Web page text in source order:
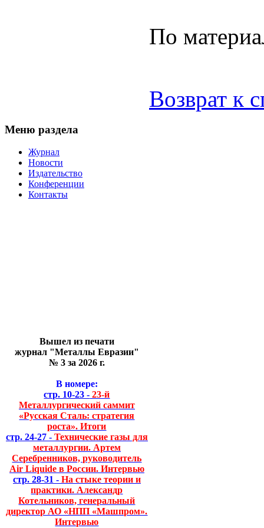
По
Возврат к
Меню раздела
Журнал
Новости
Издательство
Конференции
Контакты
Вышел из печати
журнал "Металлы Евразии"
№ 3 за 2026 г.
В номере:
стр. 10-23 - 23-й
Металлургический саммит
«Русская Сталь: стратегия
роста». Итоги
стр. 24-27 - Технические газы для
металлургии. Артем
Серебренников, руководитель
Air Liquide в России. Интервью
стр. 28-31 - На стыке теории и
практики. Александр
Котельников, генеральный
директор АО «НПП «Машпром».
Интервью